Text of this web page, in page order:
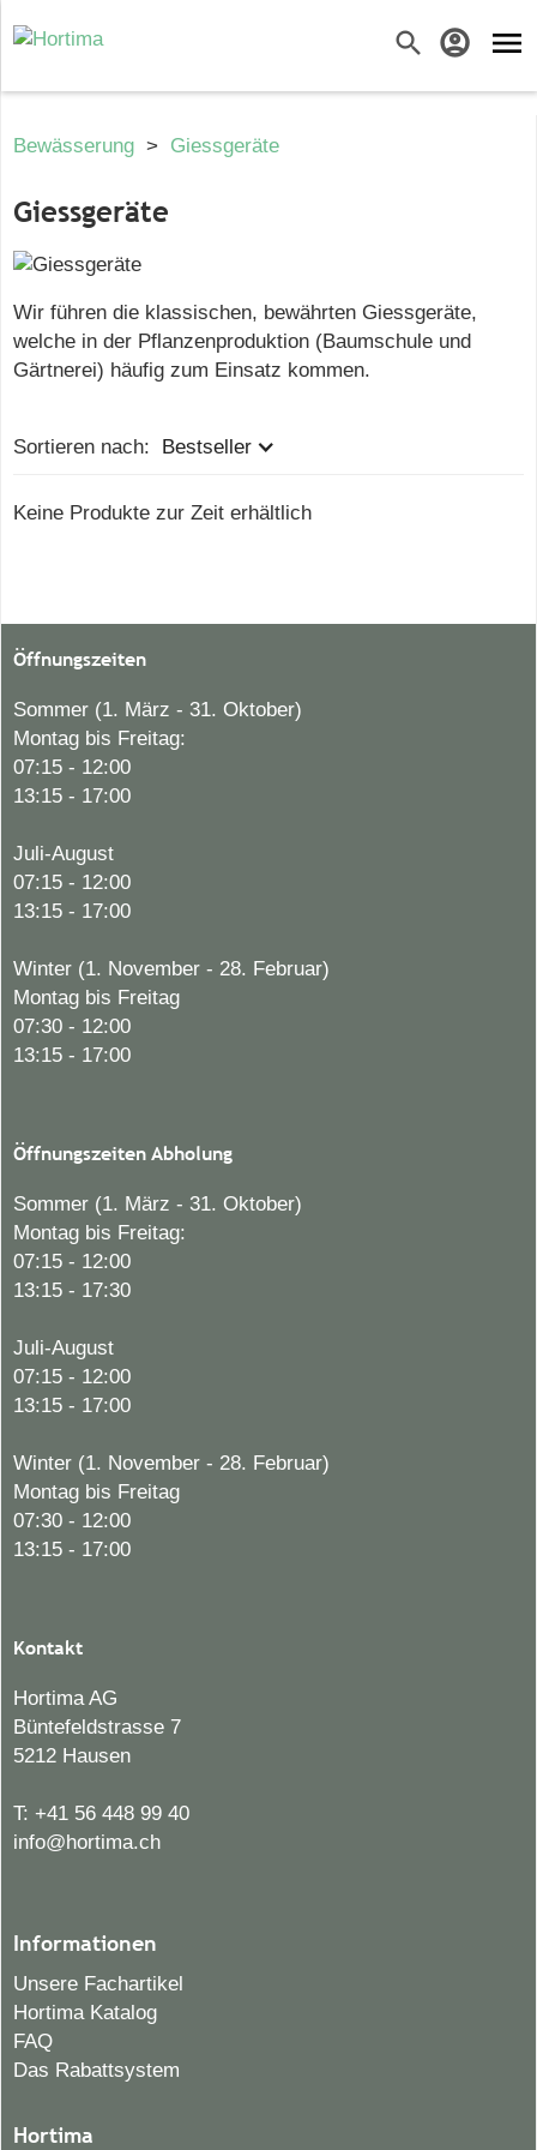
search account_circle menu
Bewässerung > Giessgeräte
Giessgeräte
Wir führen die klassischen, bewährten Giessgeräte,
welche in der Pflanzenproduktion (Baumschule und
Gärtnerei) häufig zum Einsatz kommen.
Sortieren nach: Bestseller
Keine Produkte zur Zeit erhältlich
Öffnungszeiten
Sommer (1. März - 31. Oktober)
Montag bis Freitag:
07:15 - 12:00
13:15 - 17:00
Juli-August
07:15 - 12:00
13:15 - 17:00
Winter (1. November - 28. Februar)
Montag bis Freitag
07:30 - 12:00
13:15 - 17:00
Öffnungszeiten Abholung
Sommer (1. März - 31. Oktober)
Montag bis Freitag:
07:15 - 12:00
13:15 - 17:30
Juli-August
07:15 - 12:00
13:15 - 17:00
Winter (1. November - 28. Februar)
Montag bis Freitag
07:30 - 12:00
13:15 - 17:00
Kontakt
Hortima AG
Büntefeldstrasse 7
5212 Hausen
T: +41 56 448 99 40
info@hortima.ch
Informationen
Unsere Fachartikel
Hortima Katalog
FAQ
Das Rabattsystem
Hortima